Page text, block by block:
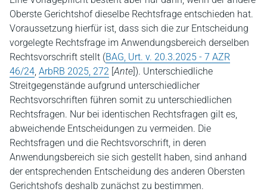
Oberste Gerichtshof dieselbe Rechtsfrage entschieden hat.
Voraussetzung hierfür ist, dass sich die zur Entscheidung
vorgelegte Rechtsfrage im Anwendungsbereich derselben
Rechtsvorschrift stellt (BAG, Urt. v. 20.3.2025 - 7 AZR
46/24, ArbRB 2025, 272 [Ante]). Unterschiedliche
Streitgegenstände aufgrund unterschiedlicher
Rechtsvorschriften führen somit zu unterschiedlichen
Rechtsfragen. Nur bei identischen Rechtsfragen gilt es,
abweichende Entscheidungen zu vermeiden. Die
Rechtsfragen und die Rechtsvorschrift, in deren
Anwendungsbereich sie sich gestellt haben, sind anhand
der entsprechenden Entscheidung des anderen Obersten
Gerichtshofs deshalb zunächst zu bestimmen.